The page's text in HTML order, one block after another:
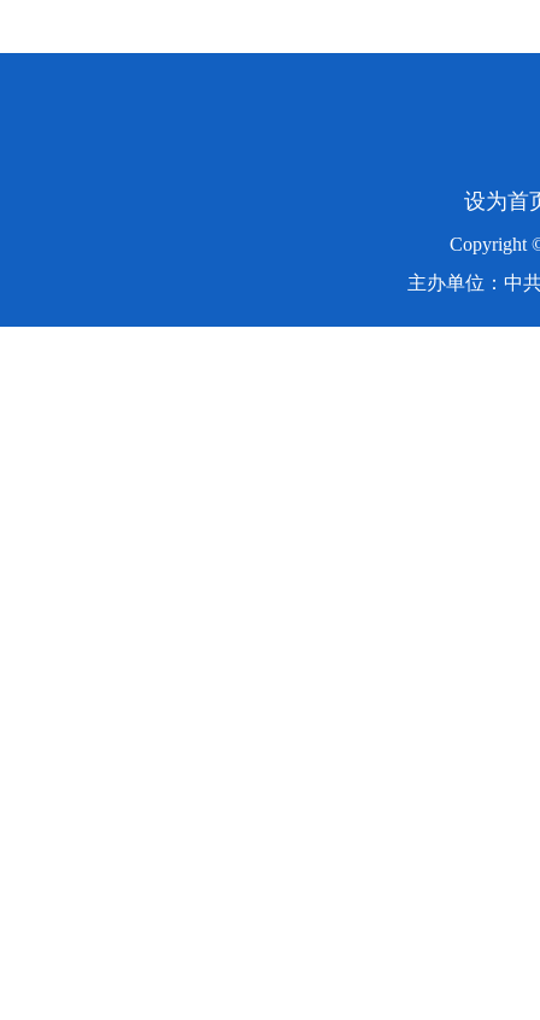
设为首
Copyright
主办单位：中